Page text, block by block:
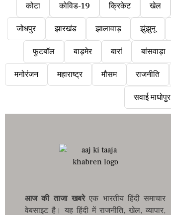
कोटा कोविड-19 क्रिकेट खेल
जोधपुर झारखंड झालावाड़ झुंझुनू
फुटबॉल बाड़मेर बारां बांसवाड़ा
मनोरंजन महाराष्ट्र मौसम राजनीति
सवाई माधोपुर
आज की ताजा खबरेएक भारतीय हिंदी समाचार
वेबसाइट है। यह हिंदी में राजनीति, खेल, व्यापार,